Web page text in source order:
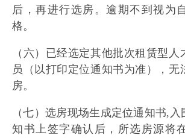
后，再进行选房。逾期不到视为
格。
（六）已经选定其他批次租赁型人
员（以打印定位通知书为准），无
房。
（七）选房现场生成定位通知书,
知书上签字确认后，所选房源将